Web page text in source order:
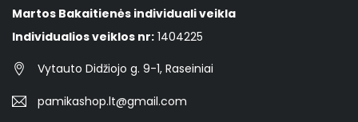
Martos Bakaitienės individuali veikla
Individualios veiklos nr: 1404225
Vytauto Didžiojo g. 9-1, Raseiniai
pamikashop.lt@gmail.com